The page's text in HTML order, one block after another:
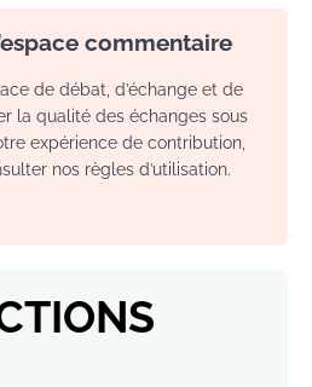
commentaire
de débat, d’échange et de
la qualité des échanges sous
expérience de contribution,
nos règles d’utilisation.